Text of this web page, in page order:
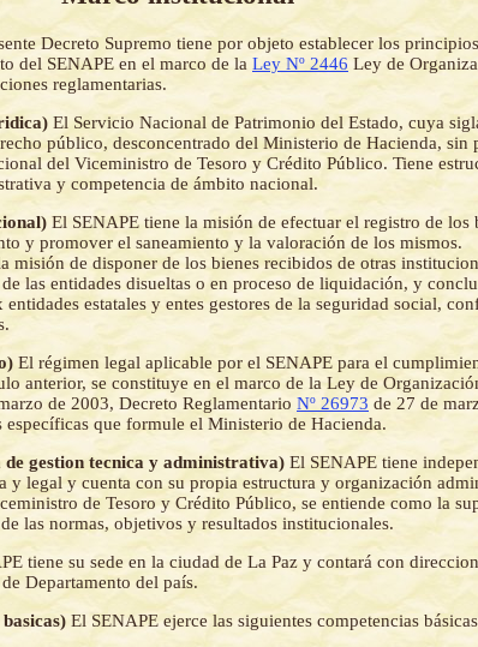
Decreto Supremo tiene por objeto establecer los
del SENAPE en el marco de la Ley Nº 2446 Ley de
reglamentarias.
El Servicio Nacional de Patrimonio del Estado, cuya
público, desconcentrado del Ministerio de Hacienda, sin
del Viceministro de Tesoro y Crédito Público. Tiene
y competencia de ámbito nacional.
El SENAPE tiene la misión de efectuar el registro de los
y promover el saneamiento y la valoración de los mismos.
misión de disponer de los bienes recibidos de otras
las entidades disueltas o en proceso de liquidación, y
estatales y entes gestores de la seguridad social,
El régimen legal aplicable por el SENAPE para el
anterior, se constituye en el marco de la Ley de
de 2003, Decreto Reglamentario Nº 26973 de 27 de
específicas que formule el Ministerio de Hacienda.
gestion tecnica y administrativa) El SENAPE tiene
y legal y cuenta con su propia estructura y organización
de Tesoro y Crédito Público, se entiende como la
las normas, objetivos y resultados institucionales.
tiene su sede en la ciudad de La Paz y contará con
Departamento del país.
El SENAPE ejerce las siguientes competencias